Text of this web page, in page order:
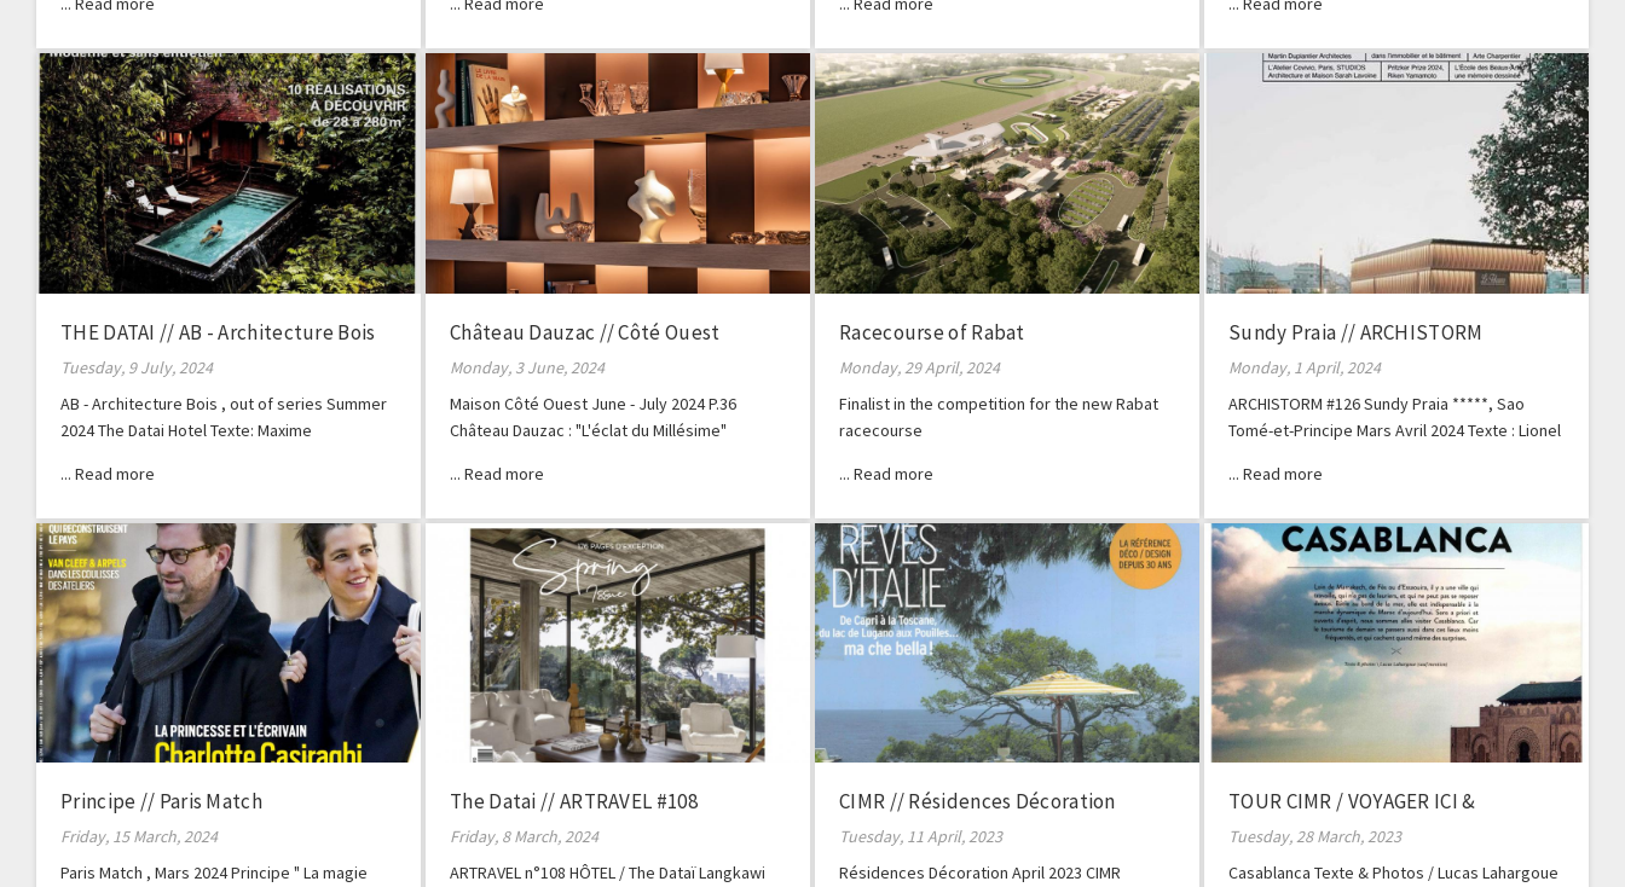
GERALDINE BRUNEEL
THE DATAI // AB - Architecture Bois
Hors série
Tuesday, 9 July, 2024
AB - Architecture Bois , out of series Summer
2024 The Datai Hotel Texte: Maxime
Château Dauzac // Côté Ouest
Monday, 3 June, 2024
Maison Côté Ouest June - July 2024 P.36
Château Dauzac : "L'éclat du Millésime"
Racecourse of Rabat
Monday, 29 April, 2024
Finalist in the competition for the new Rabat
racecourse
Sundy Praia // ARCHISTORM
Monday, 1 April, 2024
ARCHISTORM #126 Sundy Praia *****, Sao
Tomé-et-Principe Mars Avril 2024 Texte : Lionel
Principe // Paris Match
Friday, 15 March, 2024
Paris Match , Mars 2024 Principe " La magie
The Datai // ARTRAVEL #108
Friday, 8 March, 2024
ARTRAVEL n°108 HÔTEL / The Dataï Langkawi
CIMR // Résidences Décoration
Tuesday, 11 April, 2023
Résidences Décoration April 2023 CIMR
TOUR CIMR / VOYAGER ICI &
AILLEURS
Tuesday, 28 March, 2023
Casablanca Texte & Photos / Lucas Lahargoue